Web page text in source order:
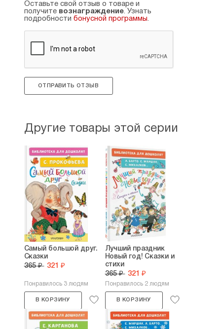
Оставьте свой отзыв о товаре и
получите вознаграждение. Узнать
подробности бонусной программы.
ОТПРАВИТЬ ОТЗЫВ
Другие товары этой серии
Самый большой друг.
Сказки
365 ₽ 321 ₽
Понравилось 3 людям
В КОРЗИНУ
Лучший праздник
Новый год! Сказки и
стихи
365 ₽ 321 ₽
Понравилось 2 людям
В КОРЗИНУ